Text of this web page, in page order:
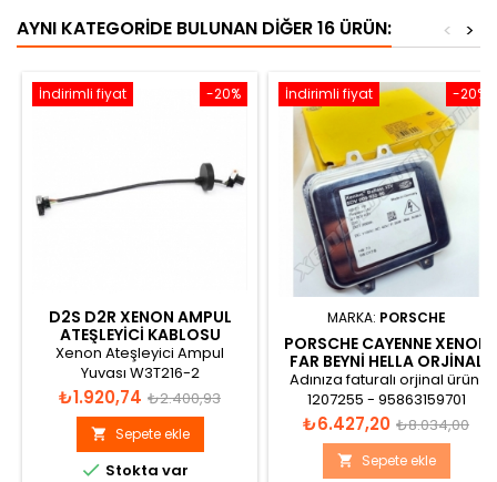
AYNI KATEGORIDE BULUNAN DIĞER 16 ÜRÜN: >
<
-20%
İndirimli fiyat
D2S D2R XENON AMPUL
ATEŞLEYICI KABLOSU
W3T216 KD53510H5
Xenon Ateşleyici Ampul
Yuvası W3T216-2
Fiyat
₺1.920,74 Normal
fiyat
₺2.400,93
 Sepete ekle
 Stokta var
-20%
İndirimli fiyat
MARKA: PORSCHE
PORSCHE CAYENNE XENON
FAR BEYNI HELLA ORJINAL
5DV 009 932-001
Adınıza faturalı orjinal ürün!
1207255 - 95863159701
Fiyat
₺6.427,20 Normal
fiyat
₺8.034,00
 Sepete ekle